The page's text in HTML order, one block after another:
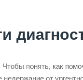
понять, как
от